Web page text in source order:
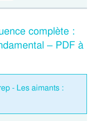
complète :
– PDF à
- Les aimants :